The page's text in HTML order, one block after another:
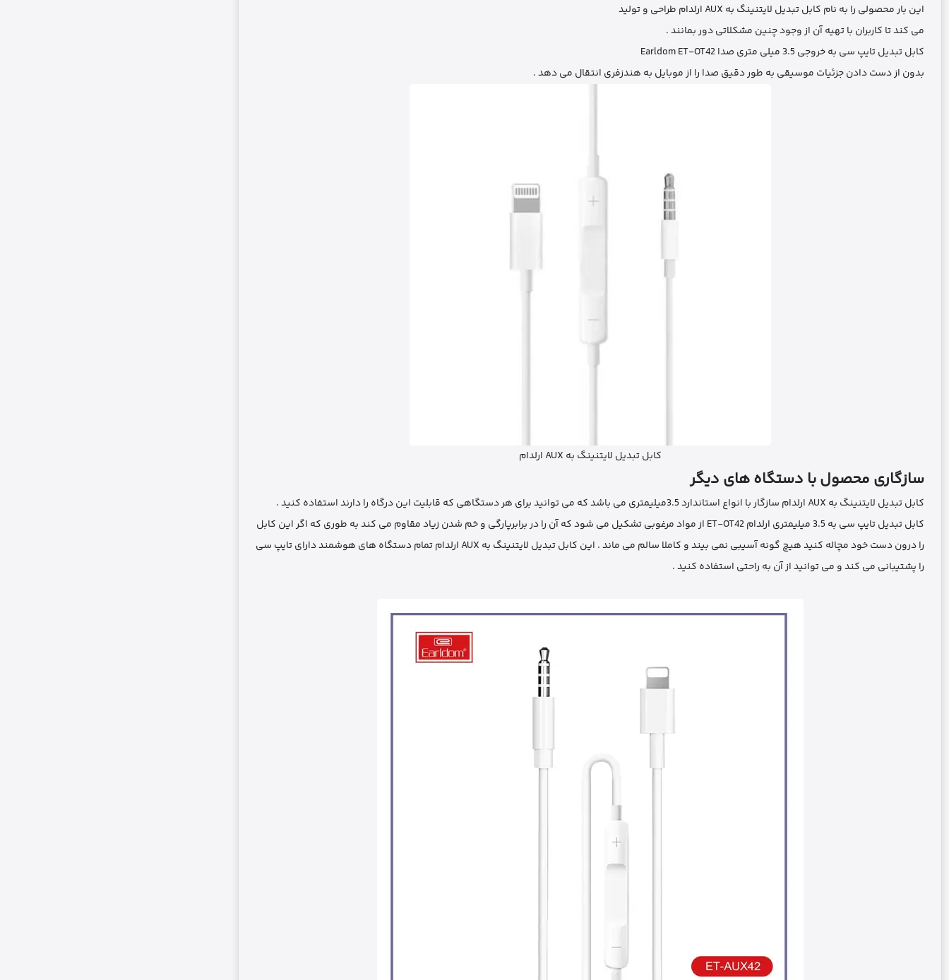
این بار محصولی را به نام کابل تبدیل لایتنینگ به AUX ارلدام طراحی و تولید
می کند تا کاربران با تهیه آن از وجود چنین مشکلاتی دور بمانند .
کابل تبدیل تایپ سی به خروجی 3.5 میلی متری صدا Earldom ET-OT42
بدون از دست دادن جزئیات موسیقی به طور دقیق صدا را از موبایل به هندزفری انتقال می دهد .
کابل تبدیل لایتنینگ به AUX ارلدام
سازگاری محصول با دستگاه های دیگر
کابل تبدیل لایتنینگ به AUX ارلدام سازگار با انواع استاندارد 3.5میلیمتری می باشد که می توانید برای هر دستگاهی که قابلیت این درگاه را دارند استفاده کنید .
کابل تبدیل تایپ سی به 3.5 میلیمتری ارلدام ET-OT42 از مواد مرغوبی تشکیل می شود که آن را در برابرپارگی و خم شدن زیاد مقاوم می کند به طوری که اگر این کابل
را درون دست خود مچاله کنید هیچ گونه آسیبی نمی بیند و کاملا سالم می ماند . این کابل تبدیل لایتنینگ به AUX ارلدام تمام دستگاه های هوشمند دارای تایپ سی
را پشتیبانی می کند و می توانید از آن به راحتی استفاده کنید .